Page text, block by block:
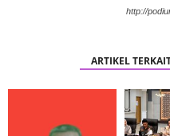
http://
ARTIKEL